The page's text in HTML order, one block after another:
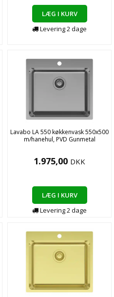
LÆG I KURV
Levering2dage
Lavabo LA 550 køkkenvask 550x500
m/hanehul, PVD Gunmetal
1.975,00 DKK
LÆG I KURV
Levering2dage